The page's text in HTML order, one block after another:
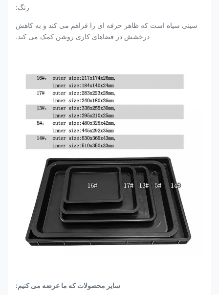
رنگ:
سینی سیاه است که ظاهر حرفه ای را فراهم می کند و به کاهش
درخشش در فضاهای کاری روشن کمک می کند.
سایر محصولات که ما عرضه می کنیم: